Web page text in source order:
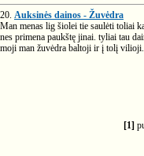
20. Auksinės dainos - Žuvėdra
Man menas lig šiolei tie saulėti toliai
nes primena paukštę jinai. tyliai tau
moji man žuvėdra baltoji ir į tolį
[1]